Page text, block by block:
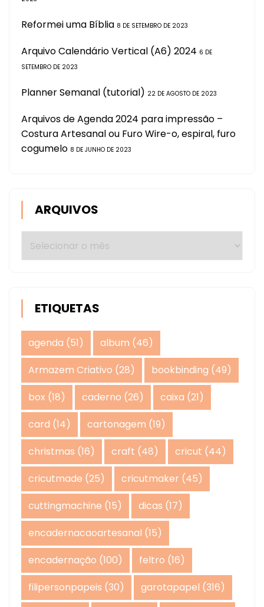
Reformei uma Bíblia 8 DE SETEMBRO DE 2023
Arquivo Calendário Vertical (A6) 2024 6 DE
SETEMBRO DE 2023
Planner Semanal (tutorial) 22 DE AGOSTO DE 2023
Arquivos de Agenda 2024 para impressão –
Costura Artesanal ou Furo Wire-o, espiral, furo
cogumelo 8 DE JUNHO DE 2023
ARQUIVOS
Arquivos
ETIQUETAS
agenda (51) album (46)
Armazem Criativo (28) bookbinding (49)
box (18) caderno (26) caixa (21)
card (14) cartonagem (19)
christmas (16) craft (48) cricut (44)
cricutmade (25) cricutmaker (45)
cuttingmachine (15) dicas (17)
encadernacaoartesanal (15)
encadernação (100) feltro (16)
filipersonpapeis (30) garotapapel (316)